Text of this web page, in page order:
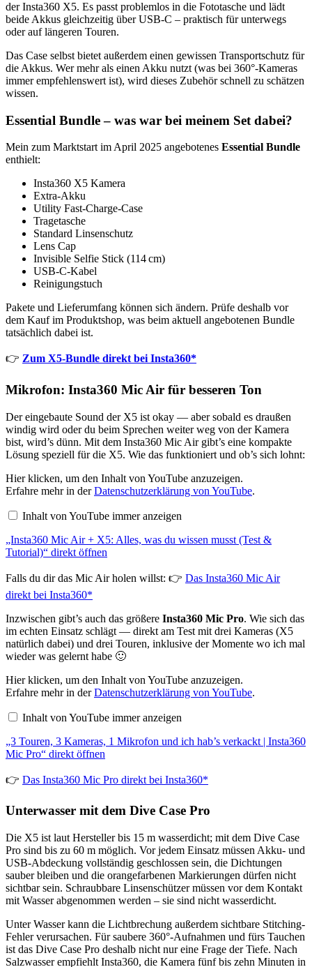
der Insta360 X5. Es passt problemlos in die Fototasche und lädt
beide Akkus gleichzeitig über USB-C – praktisch für unterwegs
oder auf längeren Touren.
Das Case selbst bietet außerdem einen gewissen Transportschutz für
die Akkus. Wer mehr als einen Akku nutzt (was bei 360°-Kameras
immer empfehlenswert ist), wird dieses Zubehör schnell zu schätzen
wissen.
Essential Bundle – was war bei meinem Set dabei?
Mein zum Marktstart im April 2025 angebotenes Essential Bundle
enthielt:
Insta360 X5 Kamera
Extra-Akku
Utility Fast-Charge-Case
Tragetasche
Standard Linsenschutz
Lens Cap
Invisible Selfie Stick (114 cm)
USB-C-Kabel
Reinigungstuch
Pakete und Lieferumfang können sich ändern. Prüfe deshalb vor
dem Kauf im Produktshop, was beim aktuell angebotenen Bundle
tatsächlich dabei ist.
👉 Zum X5-Bundle direkt bei Insta360*
Mikrofon: Insta360 Mic Air für besseren Ton
Der eingebaute Sound der X5 ist okay — aber sobald es draußen
windig wird oder du beim Sprechen weiter weg von der Kamera
bist, wird’s dünn. Mit dem Insta360 Mic Air gibt’s eine kompakte
Lösung speziell für die X5. Wie das funktioniert und ob’s sich lohnt:
„Insta360
Mic
Air
X5:
was
du
wissen
(Test
&
Tutorial)“
von
YouTube
anzeigen
Hier klicken, um den Inhalt von YouTube anzuzeigen.
Erfahre mehr in derDatenschutzerklärung von YouTube.
Inhalt von YouTube immer anzeigen
„Insta360 Mic Air + X5: Alles, was du wissen musst (Test &
Tutorial)“ direkt öffnen
Falls du dir das Mic Air holen willst: 👉 Das Insta360 Mic Air
direkt bei Insta360*
Inzwischen gibt’s auch das größere Insta360 Mic Pro. Wie sich das
im echten Einsatz schlägt — direkt am Test mit drei Kameras (X5
natürlich dabei) und drei Touren, inklusive der Momente wo ich mal
wieder was gelernt habe 🙂
„3
Touren,
3
1
und
ich
hab’s
|
Mic
Pro“
YouTube
anzeigen
Hier klicken, um den Inhalt von YouTube anzuzeigen.
Erfahre mehr in derDatenschutzerklärung von YouTube.
Inhalt von YouTube immer anzeigen
„3 Touren, 3 Kameras, 1 Mikrofon und ich hab’s verkackt | Insta360
Mic Pro“ direkt öffnen
👉 Das Insta360 Mic Pro direkt bei Insta360*
Unterwasser mit dem Dive Case Pro
Die X5 ist laut Hersteller bis 15 m wasserdicht; mit dem Dive Case
Pro sind bis zu 60 m möglich. Vor jedem Einsatz müssen Akku- und
USB-Abdeckung vollständig geschlossen sein, die Dichtungen
sauber bleiben und die orangefarbenen Markierungen dürfen nicht
sichtbar sein. Schraubbare Linsenschützer müssen vor dem Kontakt
mit Wasser abgenommen werden – sie sind nicht wasserdicht.
Unter Wasser kann die Lichtbrechung außerdem sichtbare Stitching-
Fehler verursachen. Für saubere 360°-Aufnahmen und fürs Tauchen
ist das Dive Case Pro deshalb nicht nur eine Frage der Tiefe. Nach
Salzwasser empfiehlt Insta360, die Kamera fünf bis zehn Minuten in